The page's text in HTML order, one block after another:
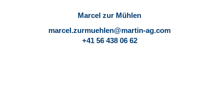
Marcel zur Mühlen
marcel.zurmuehlen@martin-ag.com
+41 56 438 06 62